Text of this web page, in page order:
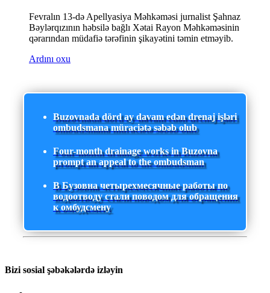
Fevralın 13-də Apellyasiya Məhkəməsi jurnalist Şahnaz
Bəylərqızının həbsilə bağlı Xətai Rayon Məhkəməsinin
qərarından müdafiə tərəfinin şikayətini təmin etməyib.
Ardını oxu
Buzovnada dörd ay davam edən drenaj işləri
ombudsmana müraciətə səbəb olub
Four-month drainage works in Buzovna
prompt an appeal to the ombudsman
В Бузовна четырехмесячные работы по
водоотводу стали поводом для обращения
к омбудсмену
Bizi sosial şəbəkələrdə izləyin